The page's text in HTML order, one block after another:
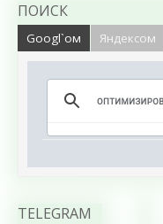
ПОИСК
Googl`ом Яндексом
TELEGRAM